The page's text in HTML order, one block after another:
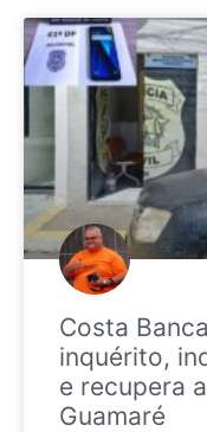
Costa
inquérito,
e recupera
Guamaré